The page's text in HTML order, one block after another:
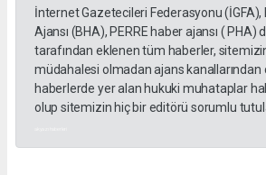
İnternet Gazetecileri Federasyonu (İGFA),
Ajansı (BHA), PERRE haber ajansı ( PHA)
tarafından eklenen tüm haberler,
müdahalesi olmadan ajans kanallarından
haberlerde yer alan hukuki muhataplar
olup sitemizin hiç bir editörü sorumlu